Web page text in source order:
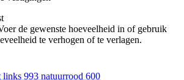
de gewenste hoeveelheid in of gebruik
te verhogen of te verlagen.